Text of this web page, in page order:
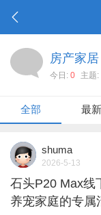
房产家居
今日: 0 主题:
全部 最新
shuma
2026-5-13
石头P20 Max线
养宠家庭的专属